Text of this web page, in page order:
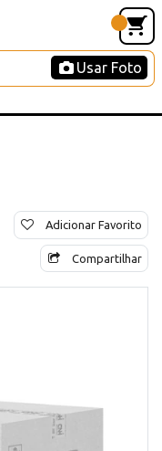
Usar Foto
Adicionar Favorito
Compartilhar